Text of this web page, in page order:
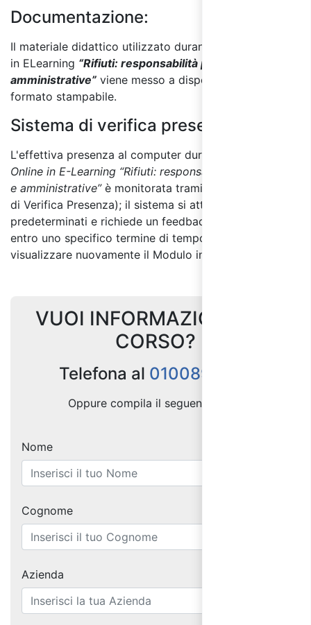
Documentazione:
Il materiale didattico utilizzato durante il corso online
in ELearning “Rifiuti: responsabilità penali, civili e
amministrative” viene messo a disposizione anche in
formato stampabile.
Sistema di verifica presenza:
L'effettiva presenza al computer durante il
Online in E-Learning “Rifiuti: responsabilità penali, civili
e amministrative” è monitorata tramite S.V.P. (Sistema
di Verifica Presenza); il sistema si attiva a intervalli non
predeterminati e richiede un feedback del discente
entro uno specifico termine di tempo per non dover
visualizzare nuovamente il Modulo interessato.
VUOI INFORMAZIONI SUL
CORSO?
Telefona al 0100898257
Oppure compila il seguente form:
Nome
Cognome
Azienda